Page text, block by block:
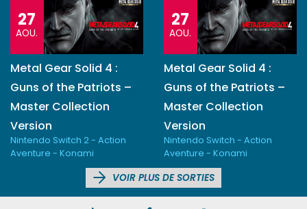
27
AOU.
Metal Gear Solid 4 :
Guns of the Patriots –
Master Collection
Version
Nintendo Switch 2 - Action
Aventure - Konami
27
AOU.
Metal Gear Solid 4 :
Guns of the Patriots –
Master Collection
Version
Nintendo Switch - Action
Aventure - Konami
VOIR PLUS DE SORTIES